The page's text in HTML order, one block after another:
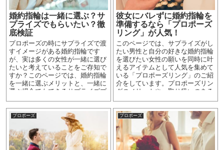
婚約指輪は一緒に選ぶ？サ
プライズでもらいたい？徹
底検証
プロポーズの時にサプライズで渡
すイメージがある婚約指輪です
が、実は多くの女性が一緒に選び
たいと考えていることをご存知で
すか？このページでは、婚約指輪
を一緒に選ぶメリットと、一緒に
選ぶ場合でもできるサプライズプ
彼女にバレずに婚約指輪を
準備するなら「プロポーズ
リング」が人気！
このページでは、サプライズがし
たい男性と自分の好きな婚約指輪
を選びたい女性の願いを同時に叶
えるアイテムとして人気を集めて
いる「プロポーズリング」のご紹
介をしています。プロポーズリン
グのメリットや、取り扱いのある
プロポーズ プロポーズ